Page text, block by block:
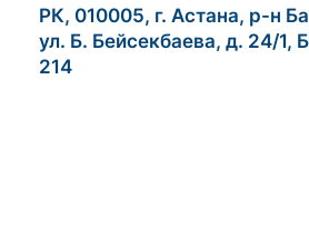
РК, 010005, г. Астана, р-н
ул. Б. Бейсекбаева, д. 24/1,
214